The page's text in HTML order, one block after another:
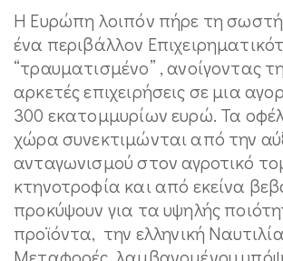
Η Ευρώπη λοιπόν πήρε τη
ένα περιβάλλον
“τραυματισμένο” , ανοίγοντας
αρκετές επιχειρήσεις σε μια
300 εκατομμυρίων ευρώ. Τα
χώρα συνεκτιμώνται από την
ανταγωνισμού στον αγροτικό
κτηνοτροφία και από εκείνα
προκύψουν για τα υψηλής
προϊόντα, την ελληνική